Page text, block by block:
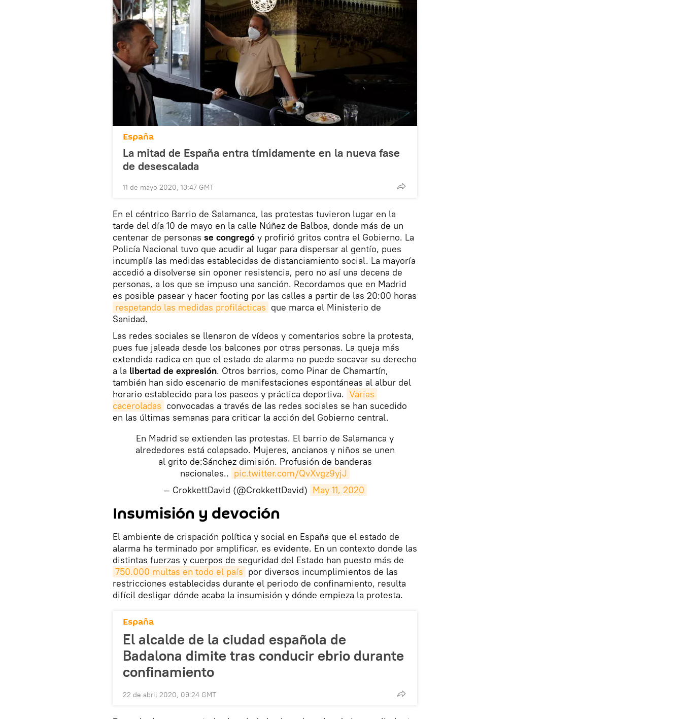
España
La mitad de España entra tímidamente en la nueva fase
de desescalada
11 de mayo 2020, 13:47 GMT
En el céntrico Barrio de Salamanca, las protestas tuvieron lugar en la
tarde del día 10 de mayo en la calle Núñez de Balboa, donde más de un
centenar de personas se congregó y profirió gritos contra el Gobierno. La
Policía Nacional tuvo que acudir al lugar para dispersar al gentío, pues
incumplía las medidas establecidas de distanciamiento social. La mayoría
accedió a disolverse sin oponer resistencia, pero no así una decena de
personas, a los que se impuso una sanción. Recordamos que en Madrid
es posible pasear y hacer footing por las calles a partir de las 20:00 horas
respetando las medidas profilácticas que marca el Ministerio de
Sanidad.
Las redes sociales se llenaron de vídeos y comentarios sobre la protesta,
pues fue jaleada desde los balcones por otras personas. La queja más
extendida radica en que el estado de alarma no puede socavar su derecho
a la libertad de expresión. Otros barrios, como Pinar de Chamartín,
también han sido escenario de manifestaciones espontáneas al albur del
horario establecido para los paseos y práctica deportiva. Varias
caceroladas convocadas a través de las redes sociales se han sucedido
en las últimas semanas para criticar la acción del Gobierno central.
En Madrid se extienden las protestas. El barrio de Salamanca y
alrededores está colapsado. Mujeres, ancianos y niños se unen
al grito de:Sánchez dimisión. Profusión de banderas
nacionales.. pic.twitter.com/QvXvgz9yjJ
— CrokkettDavid (@CrokkettDavid) May 11, 2020
Insumisión y devoción
El ambiente de crispación política y social en España que el estado de
alarma ha terminado por amplificar, es evidente. En un contexto donde las
distintas fuerzas y cuerpos de seguridad del Estado han puesto más de
750.000 multas en todo el país por diversos incumplimientos de las
restricciones establecidas durante el periodo de confinamiento, resulta
difícil desligar dónde acaba la insumisión y dónde empieza la protesta.
España
El alcalde de la ciudad española de
Badalona dimite tras conducir ebrio durante
confinamiento
22 de abril 2020, 09:24 GMT